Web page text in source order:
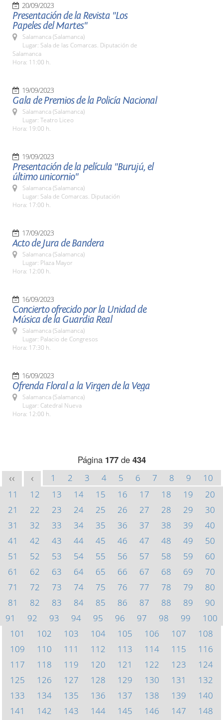
20/09/2023
Presentación de la Revista "Los
Papeles del Martes"
Salamanca (Salamanca)
Lugar: Sala de las Comarcas. Diputación de
Salamanca
Hora: 11:00 h.
19/09/2023
Gala de Premios de la Policía Nacional
Salamanca (Salamanca)
Lugar: Teatro Liceo
Hora: 19:00 h.
19/09/2023
Presentación de la película "Burujú, el
último unicornio"
Salamanca (Salamanca)
Lugar: Sala de Comarcas. Diputación
Hora: 17:00 h.
17/09/2023
Acto de Jura de Bandera
Salamanca (Salamanca)
Lugar: Plaza Mayor
Hora: 12:00 h.
16/09/2023
Concierto ofrecido por la Unidad de
Música de la Guardia Real
Salamanca (Salamanca)
Lugar: Palacio de Congresos
Hora: 17:30 h.
16/09/2023
Ofrenda Floral a la Virgen de la Vega
Salamanca (Salamanca)
Lugar: Catedral Nueva
Hora: 12:00 h.
Página 177de 434
<< < 1 2 3 4 5 6 7 8 9
10
11
12 13 14 15 16 17 18 19
20
21
22 23 24 25 26 27 28 29
30
31
32 33 34 35 36 37 38 39
40
41
42 43 44 45 46 47 48 49
50
51
52 53 54 55 56 57 58 59
60
61
62 63 64 65 66 67 68 69
70
71
72 73 74 75 76 77 78 79
80
81
82 83 84 85 86 87 88 89
90
91
92 93 94 95 96 97 98 99
100
101
102 103 104 105 106 107
108
109
110 111 112 113 114 115
116
117
118 119 120 121 122 123
124
125
126 127 128 129 130 131
132
133
134 135 136 137 138 139
140
141
142 143 144 145 146 147
148